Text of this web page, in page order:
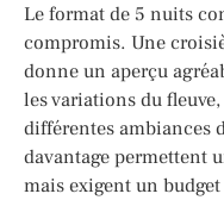
Le format de 5 nuits
compromis. Une
donne un aperçu
les variations du
différentes ambiances
davantage permettent
mais exigent un